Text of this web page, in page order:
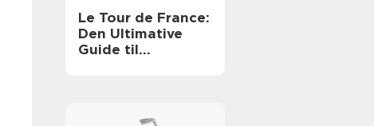
Le Tour de France:
Den Ultimative
Guide til